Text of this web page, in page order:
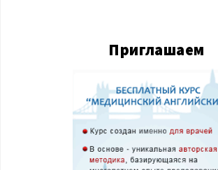
Приглашаем